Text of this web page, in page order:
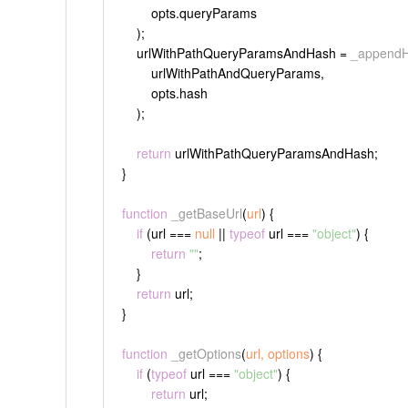
        opts.
queryParams
    );
    urlWithPathQueryParamsAndHash =
        urlWithPathAndQueryParams,
        opts.
hash
    );
return urlWithPathQueryParamsAndHash;
}
function _getBaseUrl(url) {
if (url === null || typeof url === "object") {
return "";
    }
return url;
}
function _getOptions(url, options) {
if (typeof url === "object") {
return url;